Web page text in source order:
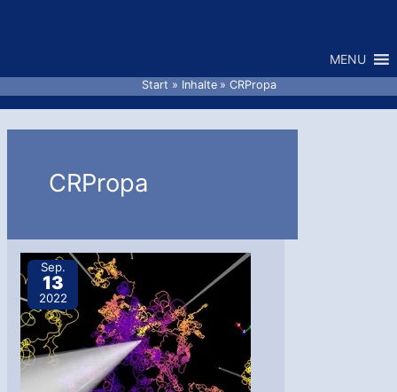
MENU
Start Inhalte CRPropa
CRPropa
Sep.
13
2022